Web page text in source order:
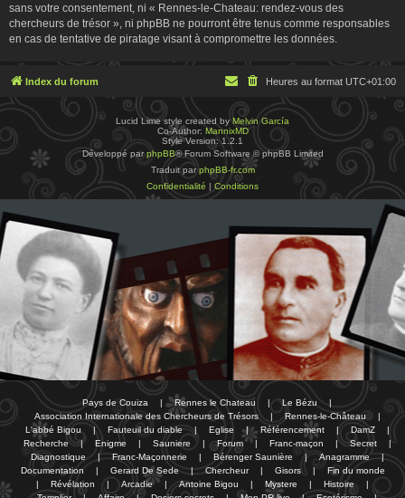
sans votre consentement, ni « Rennes-le-Chateau: rendez-vous des
chercheurs de trésor », ni phpBB ne pourront être tenus comme responsables
en cas de tentative de piratage visant à compromettre les données.
Index du forum Heures au format UTC+01:00
Lucid Lime style created by Melvin García
Co-Author: MannixMD
Style Version: 1.2.1
Développé parphpBB® Forum Software © phpBB Limited
Traduit par phpBB-fr.com
Confidentialité | Conditions
Pays de Couiza | Rennes le Chateau | Le Bézu
|
Association Internationale des Chercheurs de Trésors
| Rennes-le-Château
|
L'abbé Bigou
| Fauteuil du diable | Eglise | Référencement | DamZ
|
Recherche
| Enigme | Sauniere | Forum | Franc-maçon | Secret
|
Diagnostique
| Franc-Maçonnerie | Bérenger Saunière | Anagramme
|
Documentation
| Gerard De Sede | Chercheur | Gisors |
Fin du monde
|
Révélation | Arcadie | Antoine Bigou | Mystere | Histoire
|